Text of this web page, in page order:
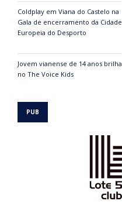
Coldplay em Viana do Castelo na
Gala de encerramento da Cidade
Europeia do Desporto
Jovem vianense de 14 anos brilha
no The Voice Kids